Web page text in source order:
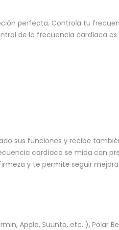
perfecta. Controla tu
de la frecuencia cardíaca
sus funciones y recibe
cardíaca se mida con
y te permite seguir
Apple, Suunto, etc. ), Polar